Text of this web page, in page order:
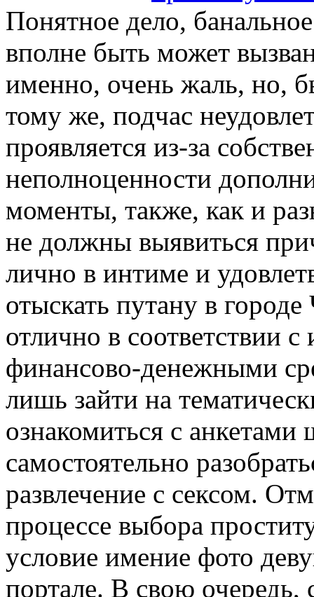
Понятное дело,
вполне быть может
именно, очень жаль, но,
тому же, подчас
проявляется из-за
неполноценности
моменты, также, как и
не должны выявиться
лично в интиме и
отыскать путану в
отлично в соответствии
финансово-денежными
лишь зайти на
ознакомиться с
самостоятельно
развлечение с сексом.
процессе выбора
условие имение фото
портале. В свою очередь,